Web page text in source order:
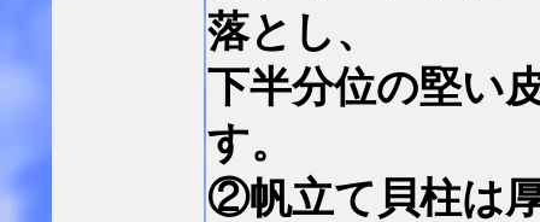
落とし、
下半分位の堅い
す。
②帆立て貝柱は